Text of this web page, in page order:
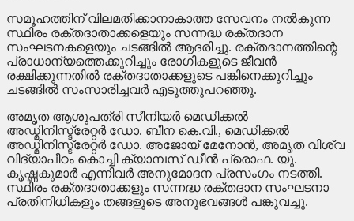
സമൂഹത്തിന് വിലമതിക്കാനാകാത്ത സേവനം നൽകുന്ന
സ്ഥിരം രക്തദാതാക്കളെയും സന്നദ്ധ രക്തദാന
സംഘടനകളെയും ചടങ്ങിൽ ആദരിച്ചു. രക്തദാനത്തിന്റെ
പ്രാധാന്യത്തെക്കുറിച്ചും രോഗികളുടെ ജീവൻ
രക്ഷിക്കുന്നതിൽ രക്തദാതാക്കളുടെ പങ്കിനെക്കുറിച്ചും
ചടങ്ങിൽ സംസാരിച്ചവർ എടുത്തുപറഞ്ഞു.
അമൃത ആശുപത്രി സീനിയർ മെഡിക്കൽ
അഡ്മിനിസ്ട്രേറ്റർ ഡോ. ബീന കെ.വി., മെഡിക്കൽ
അഡ്മിനിസ്ട്രേറ്റർ ഡോ. അജോയ് മേനോൻ, അമൃത വിശ്വ
വിദ്യാപീഠം കൊച്ചി ക്യാമ്പസ് ഡീൻ പ്രൊഫ. യു.
കൃഷ്ണകുമാർ എന്നിവർ അനുമോദന പ്രസംഗം നടത്തി.
സ്ഥിരം രക്തദാതാക്കളും സന്നദ്ധ രക്തദാന സംഘടനാ
പ്രതിനിധികളും തങ്ങളുടെ അനുഭവങ്ങൾ പങ്കുവച്ചു.